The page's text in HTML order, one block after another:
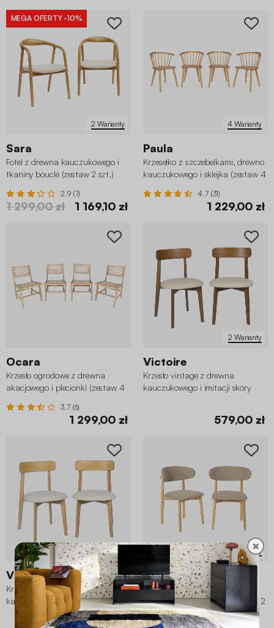
2 Warianty
MEGA OFERTY -10%
Sara
Fotel z drewna kauczukowego i
tkaniny bouclé (zestaw 2 szt.)
2.9 (7)
1 299,00 zł 1 169,10 zł
4 Warianty
Paula
Krzesełko z szczebelkami, drewno
kauczukowego i sklejka (zestaw 4
4.7 (31)
1 229,00 zł
Ocara
Krzesło ogrodowe z drewna
akacjowego i plecionki (zestaw 4
3.7 (6)
1 299,00 zł
2 Warianty
Victoire
Krzesło vintage z drewna
kauczukowego i imitacji skóry
579,00 zł
3 Warianty
Victoire
Krzesło vintage z drewna
kauczukowego naturalny odcień i
z teksturowaną tkaniną (zestaw 2
szt.)
5 Warianty
Paola
Krzesło z naturalnego drewna
kauczukowego i szenilu (zestaw 2
szt.)
✖